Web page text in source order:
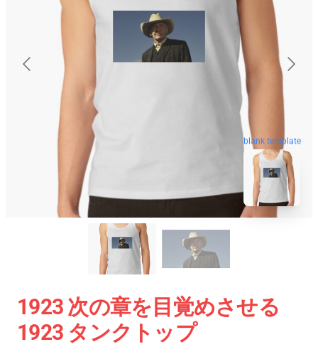
blank template
1923 次の章を目覚めさせる
1923 タンクトップ